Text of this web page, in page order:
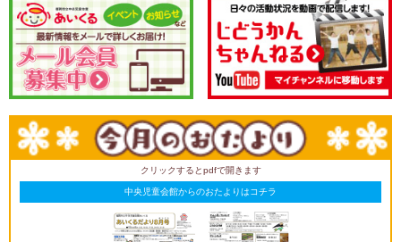
クリックするとpdfで開きます
中央児童会館からのおたよりはコチラ